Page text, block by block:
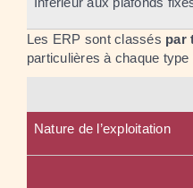
Les ERP sont classés par
particulières à chaque
Nature de l’exploitation